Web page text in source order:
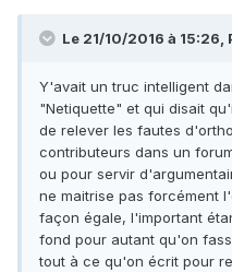
Le 21/10/2016 à 15:26,
Y'avait un truc intelligent
"Netiquette" et qui disait
de relever les fautes
contributeurs dans un
ou pour servir
ne maitrise pas forcément
façon égale, l'important
fond pour autant qu'on
tout à ce qu'on écrit pour